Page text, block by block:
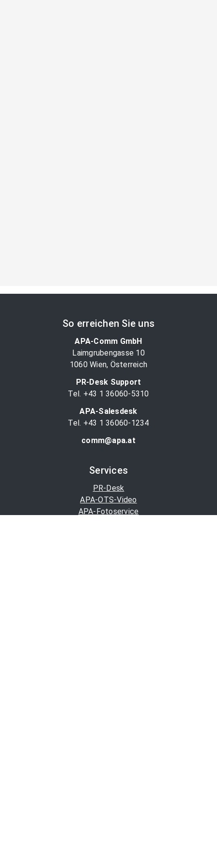
So erreichen Sie uns
APA-Comm GmbH
Laimgrubengasse 10
1060 Wien, Österreich
PR-Desk Support
Tel. +43 1 36060-5310
APA-Salesdesk
Tel. +43 1 36060-1234
comm@apa.at
Services
PR-Desk
APA-OTS-Video
APA-Fotoservice